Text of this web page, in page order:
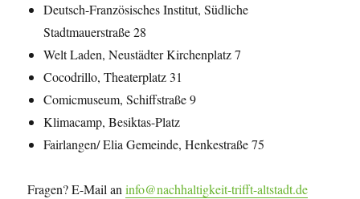
Deutsch-Französisches Institut, Südliche
Stadtmauerstraße 28
Welt Laden, Neustädter Kirchenplatz 7
Cocodrillo, Theaterplatz 31
Comicmuseum, Schiffstraße 9
Klimacamp, Besiktas-Platz
Fairlangen/ Elia Gemeinde, Henkestraße 75
Fragen? E-Mail aninfo@nachhaltigkeit-trifft-altstadt.de